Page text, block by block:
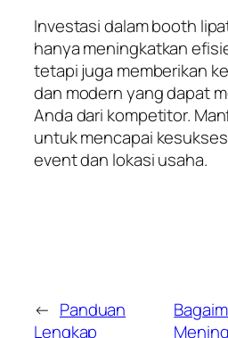
Investasi dalam booth
hanya meningkatkan
tetapi juga memberikan
dan modern yang dapat
Anda dari kompetitor.
untuk mencapai
event dan lokasi usaha.
← Panduan
Lengkap